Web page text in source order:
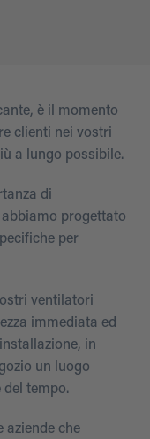
è il momento
clienti nei vostri
a lungo possibile.
di
abbiamo progettato
per
ventilatori
immediata ed
in
un luogo
del tempo.
aziende che